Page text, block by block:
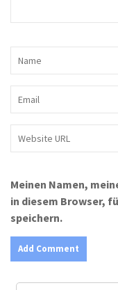
Meinen Namen,
in diesem Browser,
speichern.